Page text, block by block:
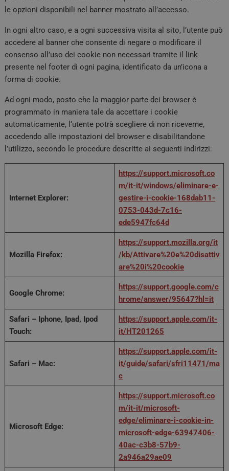
le opzioni disponibili nel banner mostrato all’accesso.
In ogni altro caso, e a ogni successiva visita al sito, l’utente può
accedere al banner che consente di negare o modificare il
consenso all’uso dei cookie non necessari tramite il link
presente nel footer di ogni pagina, identificato da un’icona a
forma di cookie.
Ad ogni modo, posto che la maggior parte dei browser è
programmato in maniera tale da accettare i cookie
automaticamente, l’utente potrà scegliere di non riceverne,
accedendo alle impostazioni del browser e disabilitandone
l’utilizzo, secondo le procedure descritte ai seguenti indirizzi:
Internet Explorer:
https://support.microsoft.co
m/it-it/windows/eliminare-e-
gestire-i-cookie-168dab11-
0753-043d-7c16-
ede5947fc64d
Mozilla Firefox:
https://support.mozilla.org/it
/kb/Attivare%20e%20disattiv
are%20i%20cookie
Google Chrome:
https://support.google.com/c
hrome/answer/95647?hl=it
Safari – Iphone, Ipad, Ipod
Touch:
https://support.apple.com/it-
it/HT201265
Safari – Mac:
https://support.apple.com/it-
it/guide/safari/sfri11471/ma
c
Microsoft Edge:
https://support.microsoft.co
m/it-it/microsoft-
edge/eliminare-i-cookie-in-
microsoft-edge-63947406-
40ac-c3b8-57b9-
2a946a29ae09